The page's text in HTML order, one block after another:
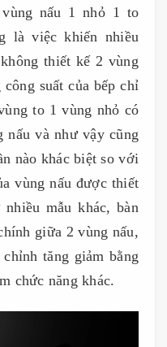
nấu 1 nhỏ 1 to
là việc khiến nhiều
thiết kế 2 vùng
suất của bếp chỉ
to 1 vùng nhỏ có
nấu và như vậy cũng
nào khác biệt so với
vùng nấu được thiết
mẫu khác, bàn
giữa 2 vùng nấu,
tăng giảm bằng
chức năng khác.